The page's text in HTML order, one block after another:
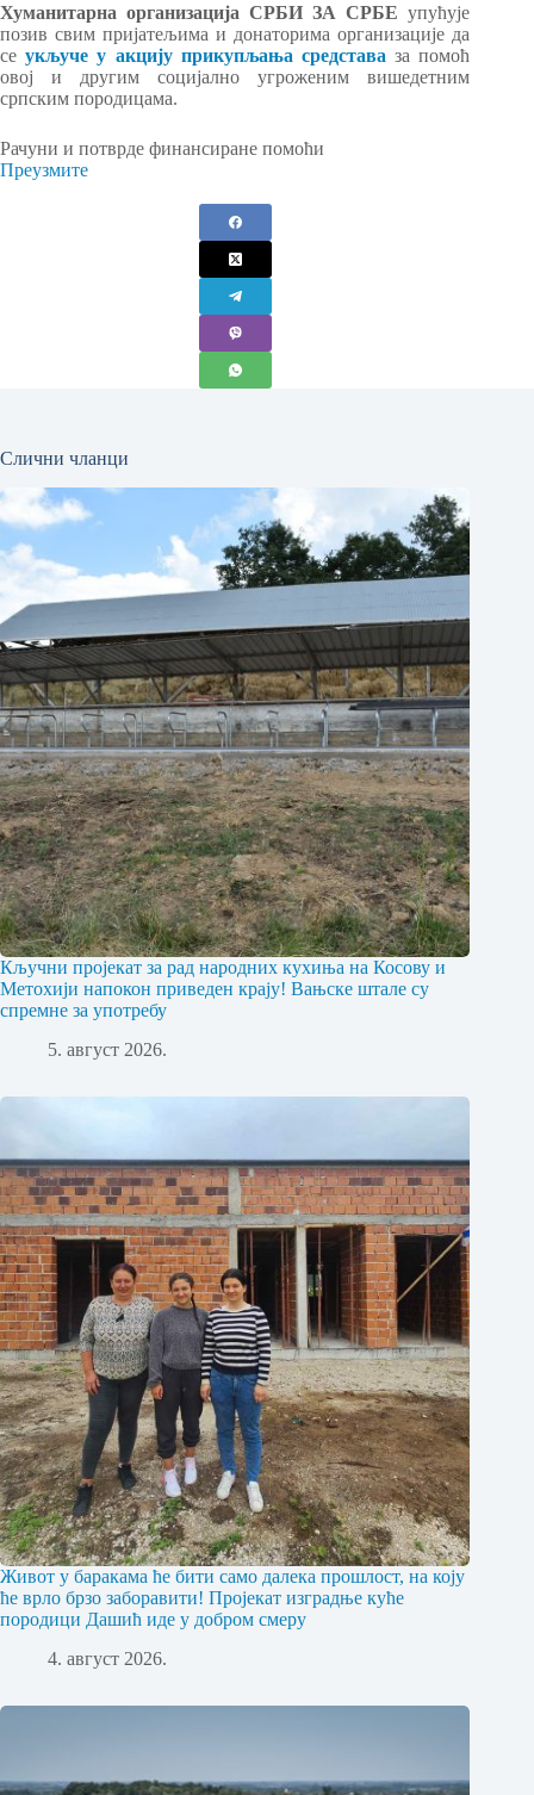
Хуманитарна организација СРБИ ЗА СРБЕупућује
позив свим пријатељима и донаторима организације да
сеукључе у акцију прикупљања средстава за помоћ
овој и другим социјално угроженим вишедетним
српским породицама.
Рачуни и потврде финансиране помоћи
Преузмите
Слични чланци
Кључни пројекат за рад народних кухиња на Косову и
Метохији напокон приведен крају! Вањске штале су
спремне за употребу
5. август 2026.
Живот у баракама ће бити само далека прошлост, на коју
ће врло брзо заборавити! Пројекат изградње куће
породици Дашић иде у добром смеру
4. август 2026.